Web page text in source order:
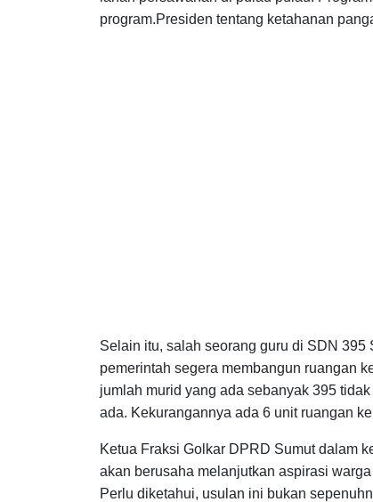
program.Presiden tentang ketahanan
Selain itu, salah seorang guru di SDN 395
pemerintah segera membangun ruangan
jumlah murid yang ada sebanyak 395
ada. Kekurangannya ada 6 unit ruangan
Ketua Fraksi Golkar DPRD Sumut dalam
akan berusaha melanjutkan aspirasi
Perlu diketahui, usulan ini bukan